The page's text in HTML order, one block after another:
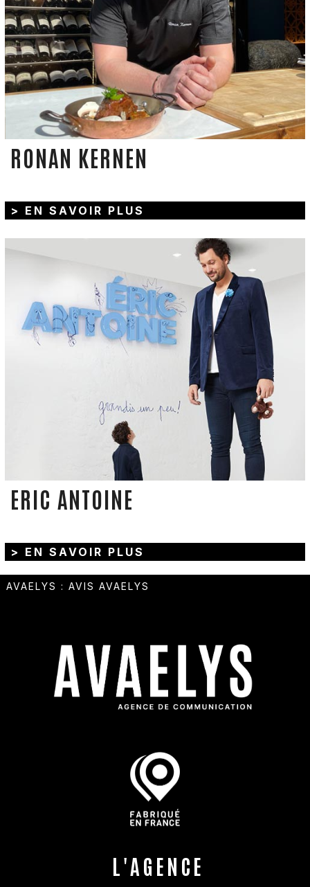
RONAN KERNEN
> EN SAVOIR PLUS
ERIC ANTOINE
> EN SAVOIR PLUS
AVAELYS : AVIS AVAELYS
L'AGENCE